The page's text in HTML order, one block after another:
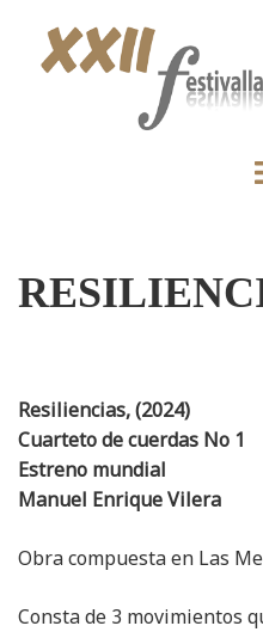
Resiliencias,(2024)
Cuarteto de cuerdas No 1
Estreno mundial
Manuel Enrique Vilera
Obra compuesta en Las
Consta de 3 movimientos